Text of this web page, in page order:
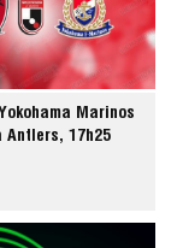
Marinos
Antlers, 17h25